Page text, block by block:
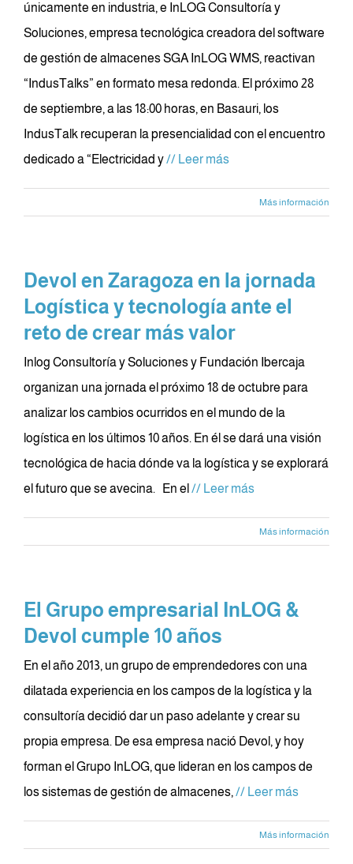
únicamente en industria, e InLOG Consultoría y
Soluciones, empresa tecnológica creadora del software
de gestión de almacenes SGA InLOG WMS, reactivan
“IndusTalks” en formato mesa redonda. El próximo 28
de septiembre, a las 18:00 horas, en Basauri, los
IndusTalk recuperan la presencialidad con el encuentro
dedicado a “Electricidad y// Leer más
Más información
Devol en Zaragoza en la jornada
Logística y tecnología ante el
reto de crear más valor
Inlog Consultoría y Soluciones y Fundación Ibercaja
organizan una jornada el próximo 18 de octubre para
analizar los cambios ocurridos en el mundo de la
logística en los últimos 10 años. En él se dará una visión
tecnológica de hacia dónde va la logística y se explorará
el futuro que se avecina. En el // Leer más
Más información
El Grupo empresarial InLOG &
Devol cumple 10 años
En el año 2013, un grupo de emprendedores con una
dilatada experiencia en los campos de la logística y la
consultoría decidió dar un paso adelante y crear su
propia empresa. De esa empresa nació Devol, y hoy
forman el Grupo InLOG, que lideran en los campos de
los sistemas de gestión de almacenes, // Leer más
Más información